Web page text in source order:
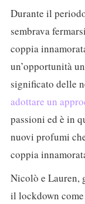
Durante il
sembrava
coppia
un’opportunità
significato delle
adottare un
passioni ed è in
nuovi profumi
coppia
Nicolò e Lauren,
il lockdown